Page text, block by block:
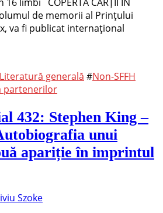
de memorii al Prințului
va fi publicat internațional
Literatură generală #Non-SFFH
partenerilor
432: Stephen King –
unui
apariție în imprintul
Szoke